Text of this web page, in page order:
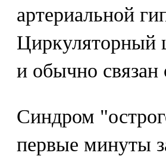
артериальной
Циркуляторный
и обычно связан
Синдром
первые минуты